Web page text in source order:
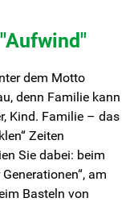
dem Motto
denn Familie kann
Kind. Familie – das
Zeiten
Sie dabei: beim
am
Basteln von